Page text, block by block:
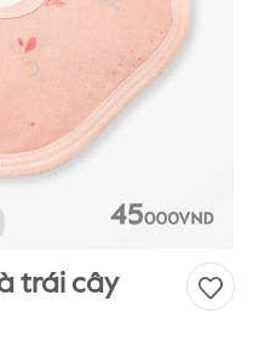
trái cây